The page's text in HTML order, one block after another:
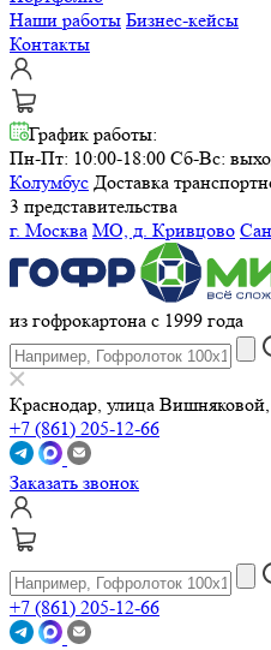
Наши работы Бизнес-кейсы
Контакты
График работы:
Пн-Пт: 10:00-18:00 Сб-Вс:
Колумбус Доставка
3 представительства
г. Москва МО, д. Кривцово
из гофрокартона с 1999 года
Краснодар, улица
+7 (861) 205-12-66
Заказать звонок
+7 (861) 205-12-66